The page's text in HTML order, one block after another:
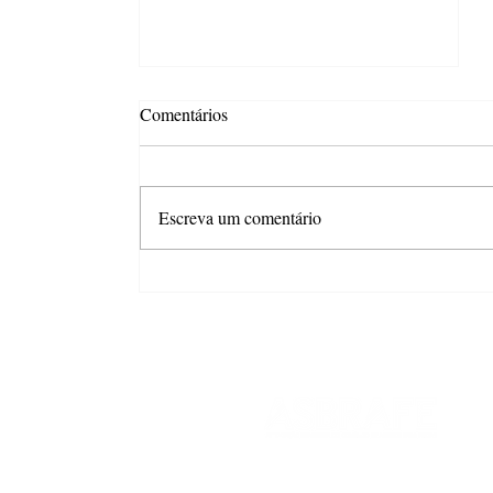
Comentários
Escreva um comentário